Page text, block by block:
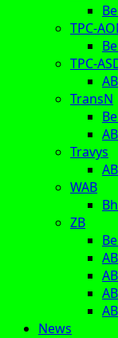
TPC-
TPC-
TransN
Travys
WAB
ZB
News